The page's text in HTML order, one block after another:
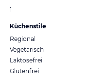
1
Küchenstile
Regional
Vegetarisch
Laktosefrei
Glutenfrei